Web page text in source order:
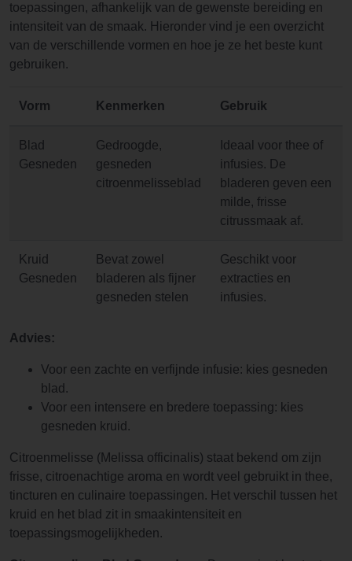
toepassingen, afhankelijk van de gewenste bereiding en
intensiteit van de smaak. Hieronder vind je een overzicht
van de verschillende vormen en hoe je ze het beste kunt
gebruiken.
Vorm Kenmerken Gebruik
Blad
Gesneden
Gedroogde,
gesneden
citroenmelisseblad
Ideaal voor thee of
infusies. De
bladeren geven een
milde, frisse
citrussmaak af.
Kruid
Gesneden
Bevat zowel
bladeren als fijner
gesneden stelen
Geschikt voor
extracties en
infusies.
Advies:
Voor een zachte en verfijnde infusie: kies gesneden
blad.
Voor een intensere en bredere toepassing: kies
gesneden kruid.
Citroenmelisse (Melissa officinalis) staat bekend om zijn
frisse, citroenachtige aroma en wordt veel gebruikt in thee,
tincturen en culinaire toepassingen. Het verschil tussen het
kruid en het blad zit in smaakintensiteit en
toepassingsmogelijkheden.